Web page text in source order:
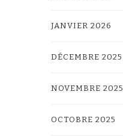
JANVIER 2026
DÉCEMBRE 2025
NOVEMBRE 2025
OCTOBRE 2025